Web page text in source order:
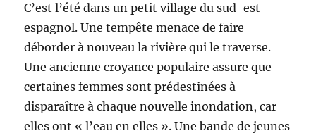
C’est l’été dans un petit village du sud-est
espagnol. Une tempête menace de faire
déborder à nouveau la rivière qui le traverse.
Une ancienne croyance populaire assure que
certaines femmes sont prédestinées à
disparaître à chaque nouvelle inondation, car
elles ont « l’eau en elles ». Une bande de jeunes